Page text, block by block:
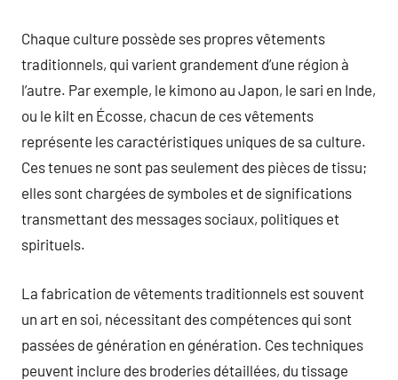
Chaque culture possède ses propres vêtements
traditionnels, qui varient grandement d’une région à
l’autre. Par exemple, le kimono au Japon, le sari en Inde,
ou le kilt en Écosse, chacun de ces vêtements
représente les caractéristiques uniques de sa culture.
Ces tenues ne sont pas seulement des pièces de tissu;
elles sont chargées de symboles et de significations
transmettant des messages sociaux, politiques et
spirituels.
La fabrication de vêtements traditionnels est souvent
un art en soi, nécessitant des compétences qui sont
passées de génération en génération. Ces techniques
peuvent inclure des broderies détaillées, du tissage